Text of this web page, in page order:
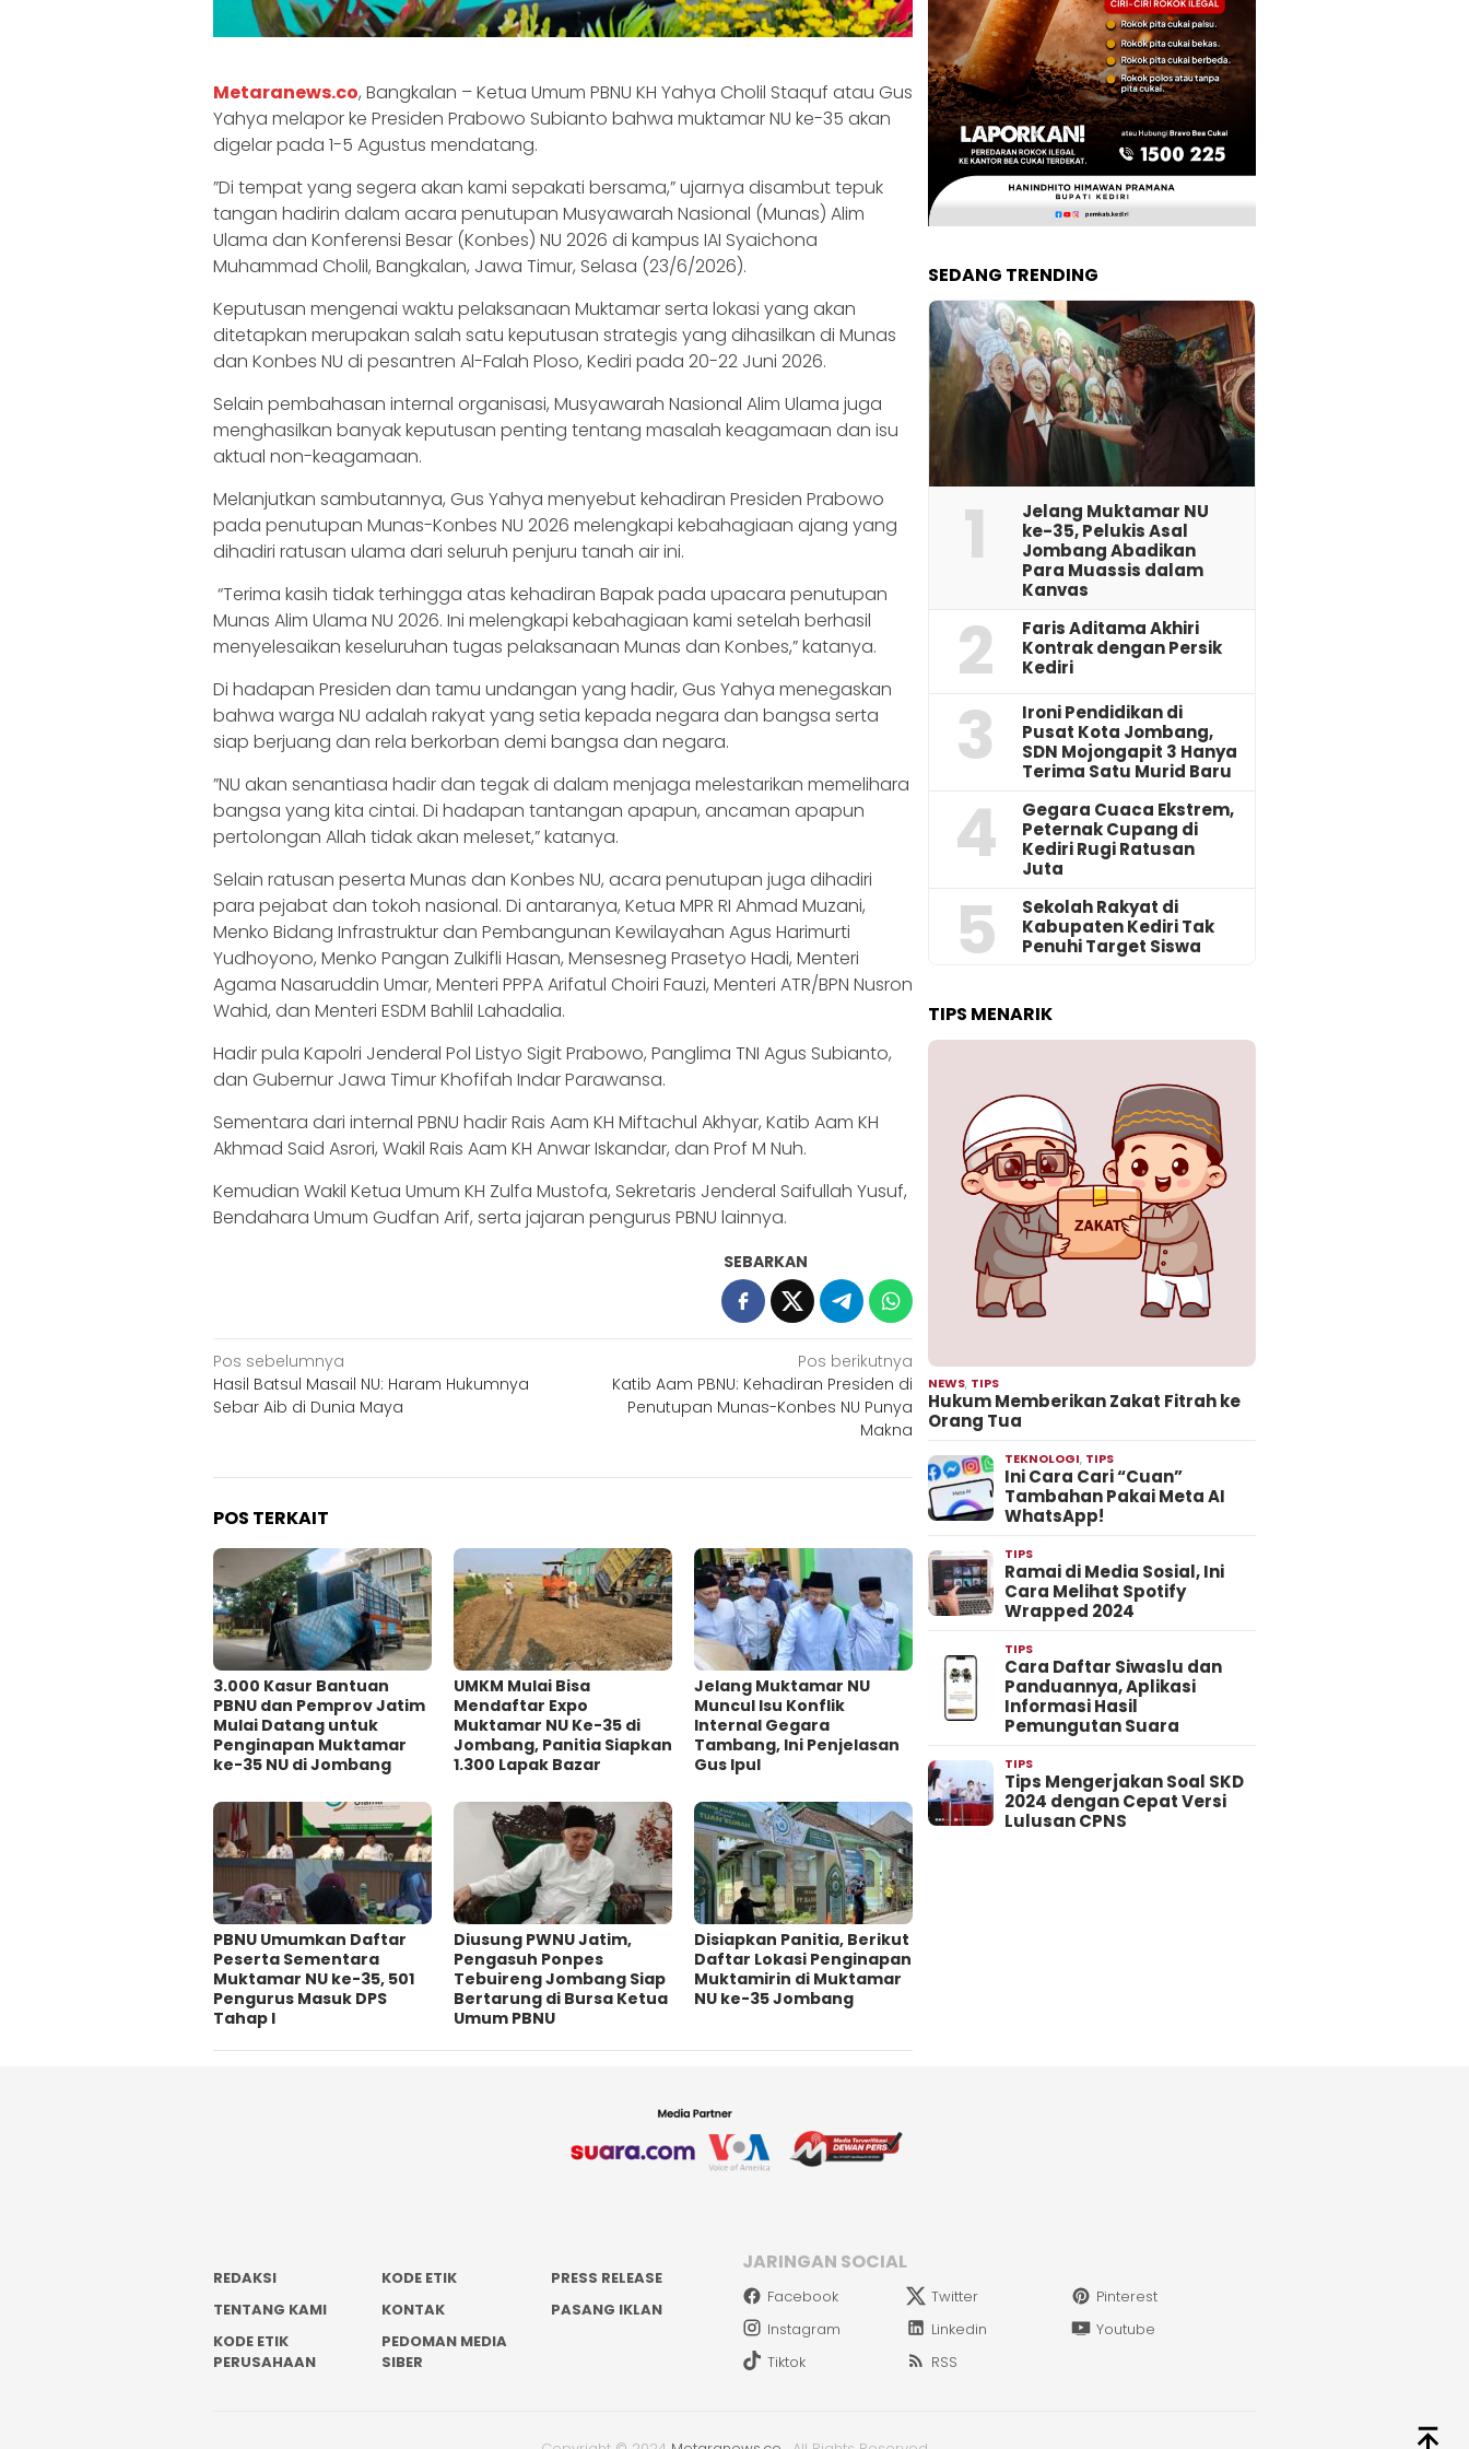
Metaranews.co, Bangkalan – Ketua Umum PBNU KH Yahya Cholil Staquf atau Gus
Yahya melapor ke Presiden Prabowo Subianto bahwa muktamar NU ke-35 akan
digelar pada 1-5 Agustus mendatang.
‎”Di tempat yang segera akan kami sepakati bersama,” ujarnya disambut tepuk
tangan hadirin dalam acara penutupan Musyawarah Nasional (Munas) Alim
Ulama dan Konferensi Besar (Konbes) NU 2026 di kampus IAI Syaichona
Muhammad Cholil, Bangkalan, Jawa Timur, Selasa (23/6/2026).
‎Keputusan mengenai waktu pelaksanaan Muktamar serta lokasi yang akan
ditetapkan merupakan salah satu keputusan strategis yang dihasilkan di Munas
dan Konbes NU di pesantren Al-Falah Ploso, Kediri pada 20-22 Juni 2026.
‎Selain pembahasan internal organisasi, Musyawarah Nasional Alim Ulama juga
menghasilkan banyak keputusan penting tentang masalah keagamaan dan isu
aktual non-keagamaan.
‎Melanjutkan sambutannya, Gus Yahya menyebut kehadiran Presiden Prabowo
pada penutupan Munas-Konbes NU 2026 melengkapi kebahagiaan ajang yang
dihadiri ratusan ulama dari seluruh penjuru tanah air ini.
‎ “Terima kasih tidak terhingga atas kehadiran Bapak pada upacara penutupan
Munas Alim Ulama NU 2026. Ini melengkapi kebahagiaan kami setelah berhasil
menyelesaikan keseluruhan tugas pelaksanaan Munas dan Konbes,” katanya.
‎Di hadapan Presiden dan tamu undangan yang hadir, Gus Yahya menegaskan
bahwa warga NU adalah rakyat yang setia kepada negara dan bangsa serta
siap berjuang dan rela berkorban demi bangsa dan negara.
‎”NU akan senantiasa hadir dan tegak di dalam menjaga melestarikan memelihara
bangsa yang kita cintai. Di hadapan tantangan apapun, ancaman apapun
pertolongan Allah tidak akan meleset,” katanya.
‎Selain ratusan peserta Munas dan Konbes NU, acara penutupan juga dihadiri
para pejabat dan tokoh nasional. Di antaranya, Ketua MPR RI Ahmad Muzani,
Menko Bidang Infrastruktur dan Pembangunan Kewilayahan Agus Harimurti
Yudhoyono, Menko Pangan Zulkifli Hasan, Mensesneg Prasetyo Hadi, Menteri
Agama Nasaruddin Umar, Menteri PPPA Arifatul Choiri Fauzi, Menteri ATR/BPN Nusron
Wahid, dan Menteri ESDM Bahlil Lahadalia.
‎Hadir pula Kapolri Jenderal Pol Listyo Sigit Prabowo, Panglima TNI Agus Subianto,
dan Gubernur Jawa Timur Khofifah Indar Parawansa.
‎Sementara dari internal PBNU hadir Rais Aam KH Miftachul Akhyar, Katib Aam KH
Akhmad Said Asrori, Wakil Rais Aam KH Anwar Iskandar, dan Prof M Nuh.
‎Kemudian Wakil Ketua Umum KH Zulfa Mustofa, Sekretaris Jenderal Saifullah Yusuf,
Bendahara Umum Gudfan Arif, serta jajaran pengurus PBNU lainnya.
SEBARKAN
Navigasi
pos
Pos sebelumnya
Hasil Batsul Masail NU: Haram Hukumnya
Sebar Aib di Dunia Maya
Pos berikutnya
Katib Aam PBNU: Kehadiran Presiden di
Penutupan Munas-Konbes NU Punya
Makna
POS TERKAIT
3.000 Kasur Bantuan
PBNU dan Pemprov Jatim
Mulai Datang untuk
Penginapan Muktamar
ke-35 NU di Jombang
UMKM Mulai Bisa
Mendaftar Expo
Muktamar NU Ke-35 di
Jombang, Panitia Siapkan
1.300 Lapak Bazar
Jelang Muktamar NU
Muncul Isu Konflik
Internal Gegara
Tambang, Ini Penjelasan
Gus Ipul
PBNU Umumkan Daftar
Peserta Sementara
Muktamar NU ke-35, 501
Pengurus Masuk DPS
Tahap I
Diusung PWNU Jatim,
Pengasuh Ponpes
Tebuireng Jombang Siap
Bertarung di Bursa Ketua
Umum PBNU
Disiapkan Panitia, Berikut
Daftar Lokasi Penginapan
Muktamirin di Muktamar
NU ke-35 Jombang
SEDANG TRENDING
1
Jelang Muktamar NU
ke-35, Pelukis Asal
Jombang Abadikan
Para Muassis dalam
Kanvas
2
Faris Aditama Akhiri
Kontrak dengan Persik
Kediri
3
Ironi Pendidikan di
Pusat Kota Jombang,
SDN Mojongapit 3 Hanya
Terima Satu Murid Baru
4
‎Gegara Cuaca Ekstrem,
Peternak Cupang di
Kediri Rugi Ratusan
Juta
5
Sekolah Rakyat di
Kabupaten Kediri Tak
Penuhi Target Siswa
TIPS MENARIK
NEWS, TIPS
Hukum Memberikan Zakat Fitrah ke
Orang Tua
TEKNOLOGI, TIPS
Ini Cara Cari “Cuan”
Tambahan Pakai Meta AI
WhatsApp!
TIPS
Ramai di Media Sosial, Ini
Cara Melihat Spotify
Wrapped 2024
TIPS
Cara Daftar Siwaslu dan
Panduannya, Aplikasi
Informasi Hasil
Pemungutan Suara
TIPS
Tips Mengerjakan Soal SKD
2024 dengan Cepat Versi
Lulusan CPNS
REDAKSI KODE ETIK
PRESS RELEASE
TENTANG KAMI
KONTAK
PASANG IKLAN
KODE ETIK
PERUSAHAAN
PEDOMAN MEDIA
SIBER
JARINGAN SOCIAL
Facebook Twitter
Pinterest
Instagram
Linkedin
Youtube
Tiktok
RSS